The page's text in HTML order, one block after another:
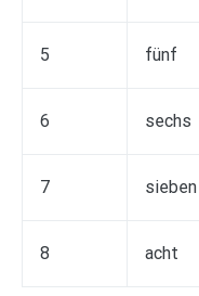
5 fünf
6 sechs
7 sieben
8 acht